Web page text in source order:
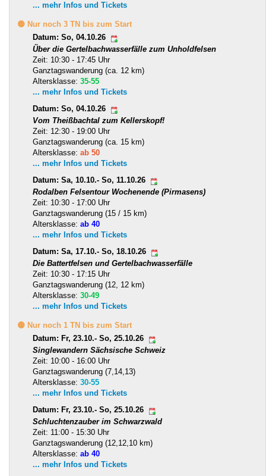
... mehr Infos und Tickets
🟡 Nur noch 3 TN bis zum Start
Datum: So, 04.10.26
Über die Gertelbachwasserfälle zum Unholdfelsen
Zeit: 10:30 - 17:45 Uhr
Ganztagswanderung (ca. 12 km)
Altersklasse: 35-55
... mehr Infos und Tickets
Datum: So, 04.10.26
Vom Theißbachtal zum Kellerskopf!
Zeit: 12:30 - 19:00 Uhr
Ganztagswanderung (ca. 15 km)
Altersklasse: ab 50
... mehr Infos und Tickets
Datum: Sa, 10.10.- So, 11.10.26
Rodalben Felsentour Wochenende (Pirmasens)
Zeit: 10:30 - 17:00 Uhr
Ganztagswanderung (15 / 15 km)
Altersklasse: ab 40
... mehr Infos und Tickets
Datum: Sa, 17.10.- So, 18.10.26
Die Battertfelsen und Gertelbachwasserfälle
Zeit: 10:30 - 17:15 Uhr
Ganztagswanderung (12, 12 km)
Altersklasse: 30-49
... mehr Infos und Tickets
🟡 Nur noch 1 TN bis zum Start
Datum: Fr, 23.10.- So, 25.10.26
Singlewandern Sächsische Schweiz
Zeit: 10:00 - 16:00 Uhr
Ganztagswanderung (7,14,13)
Altersklasse: 30-55
... mehr Infos und Tickets
Datum: Fr, 23.10.- So, 25.10.26
Schluchtenzauber im Schwarzwald
Zeit: 11:00 - 15:30 Uhr
Ganztagswanderung (12,12,10 km)
Altersklasse: ab 40
... mehr Infos und Tickets